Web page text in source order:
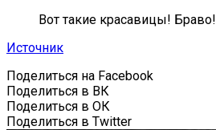
Вот такие красавицы! Браво!
Источник
Поделиться на Facebook
Поделиться в ВК
Поделиться в ОК
Поделиться в Twitter